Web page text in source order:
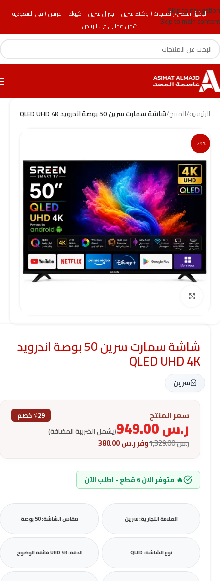
الوكيل الحصري لمنتجات ( وكلاء سرين – جنرال سرين – كيولد – فريش ) في السعودية
شحن مجاني في الرياض
Skip to navigation
Skip to main content
الرئيسية/المنتج/شاشة سمارت سرين 50 بوصة اندرويد QLED UHD 4K
-29%
شاشة سمارت سرين 50 بوصة اندرويد
QLED UHD 4K
سرين
سعر المنتج ٪29 خصم
ر.س (يشمل الضريبة المضافة)
ر.س1,329.00 وفرر.س
🔥 متوفر الان 6 قطع - اطلب الآن
العلامة التجارية: سرين مقاس الشاشة: 50 بوصة
نوع الشاشة: QLED الدقة: UHD 4K فائقة الوضوح